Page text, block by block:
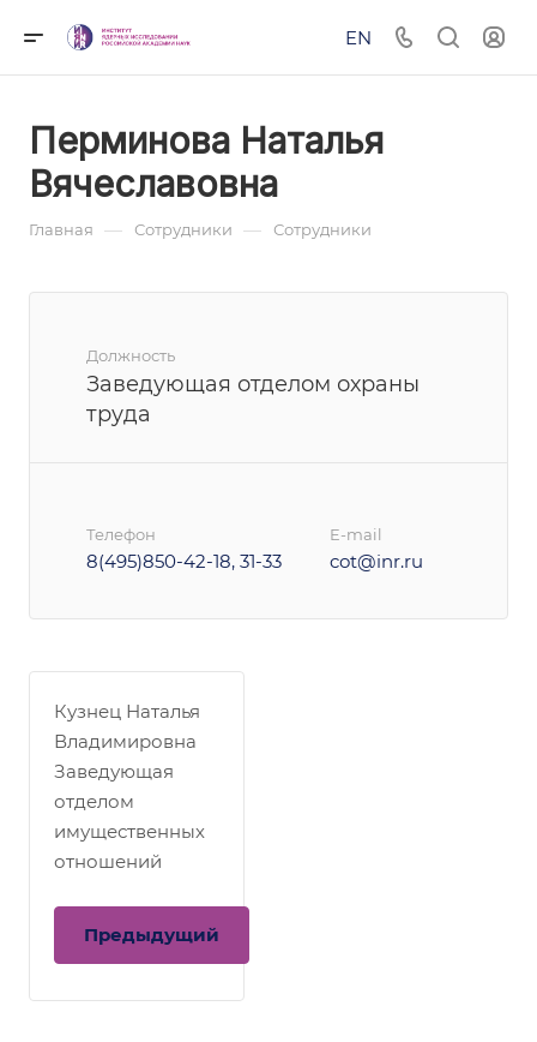
EN
Перминова Наталья
Вячеславовна
Главная — Сотрудники — Сотрудники
Должность
Заведующая отделом охраны
труда
Телефон
8(495)850-42-18, 31-33
E-mail
cot@inr.ru
Кузнец Наталья
Владимировна
Заведующая
отделом
имущественных
отношений
Предыдущий